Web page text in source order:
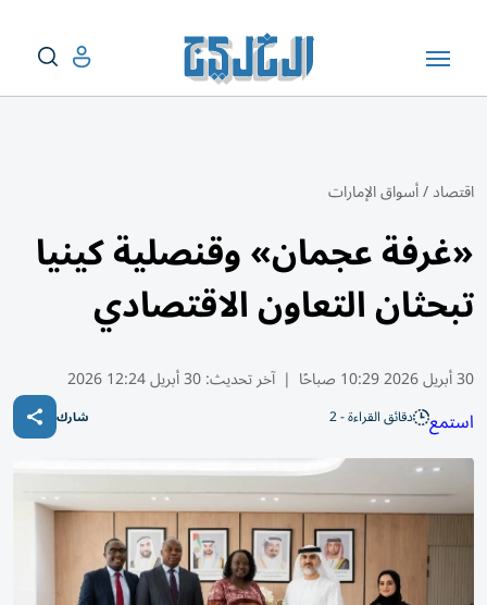
اقتصاد/أسواق الإمارات
«غرفة عجمان» وقنصلية كينيا
تبحثان التعاون الاقتصادي
30 أبريل 2026 10:29 صباحًا | آخر تحديث:30 أبريل 12:24 2026
استمع دقائق القراءة - 2 شارك